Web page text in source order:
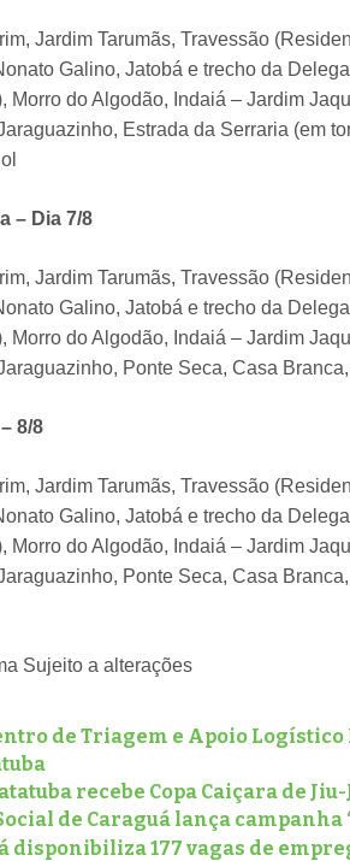
Jardim Tarumãs, Travessão
Galino, Jatobá e trecho da
Morro do Algodão, Indaiá – Jardim
Estrada da Serraria (em
– Dia 7/8
Jardim Tarumãs, Travessão
Galino, Jatobá e trecho da
Morro do Algodão, Indaiá – Jardim
Ponte Seca, Casa
8/8
Jardim Tarumãs, Travessão
Galino, Jatobá e trecho da
Morro do Algodão, Indaiá – Jardim
Ponte Seca, Casa
Sujeito a alterações
de Triagem e Apoio
recebe Copa Caiçara de
de Caraguá lança campanha
disponibiliza 177 vagas de